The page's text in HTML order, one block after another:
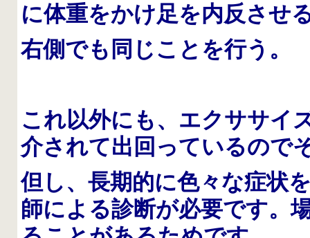
に体重をかけ足を内反させ
右側でも同じことを行う。
これ以外にも、エクササイ
介されて出回っているので
但し、長期的に色々な症状
師による診断が必要です。